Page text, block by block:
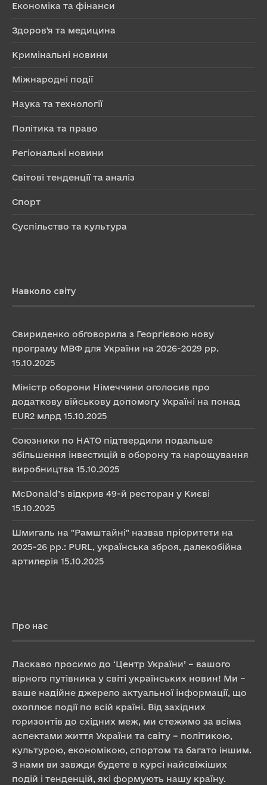
Економіка та фінанси
Здоров'я та медицина
Кримінальні новини
Міжнародні події
Наука та технології
Політика та право
Регіональні новини
Світові тенденції та аналіз
Спорт
Суспільство та культура
Навколо світу
Свириденко обговорила з Георгієвою нову
програму МВФ для України на 2026-2029 рр.
15.10.2025
Міністр оборони Німеччини оголосив про
додаткову військову допомогу Україні на понад
EUR2 млрд 15.10.2025
Союзники по НАТО підтвердили подальше
збільшення інвестицій в оборону та нарощування
виробництва 15.10.2025
McDonald’s відкрив 49-й ресторан у Києві
15.10.2025
Шмигаль на "Рамштайні" назвав пріоритети на
2025-26 рр.: PURL, українська зброя, далекобійна
артилерія 15.10.2025
Про нас
Ласкаво просимо до ‘Центр України’ – вашого
вірного путівника у світі українських новин! Ми –
ваше надійне джерело актуальної інформації, що
охоплює події по всій країні. Від західних
горизонтів до східних меж, ми стежимо за всіма
аспектами життя України та світу – політикою,
культурою, економікою, спортом та багато іншим.
З нами ви завжди будете в курсі найсвіжіших
подій і тенденцій, які формують нашу країну.